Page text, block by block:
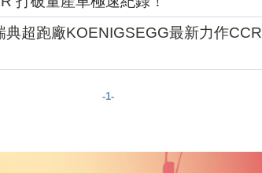
典超跑廠KOENIGSEGG最新力作CCR
-1-